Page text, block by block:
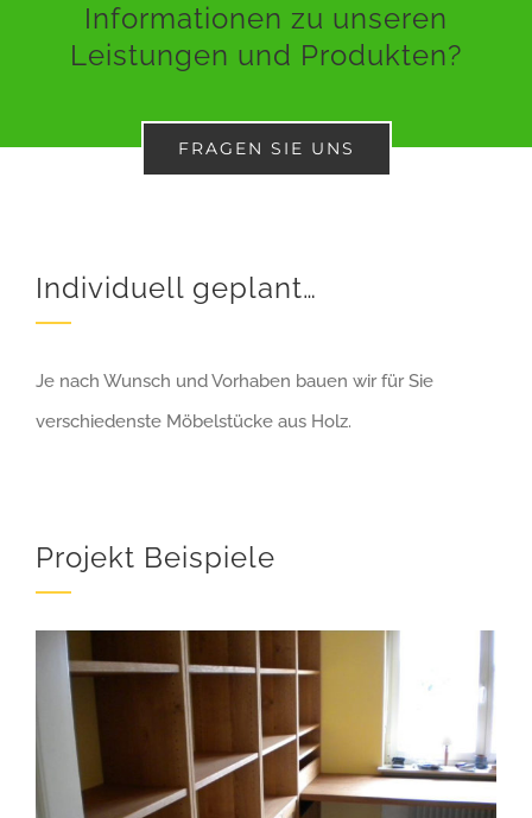
Informationen zu unseren
Leistungen und Produkten?
FRAGEN SIE UNS
Individuell geplant…
Je nach Wunsch und Vorhaben bauen wir für Sie
verschiedenste Möbelstücke aus Holz.
Projekt Beispiele